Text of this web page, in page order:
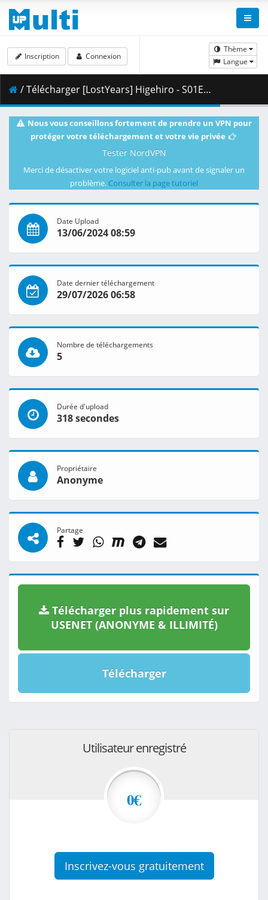
Thème
Langue
Inscription Connexion
/ Télécharger [LostYears] Higehiro - S01E02v2 (BD 1080p x265 10-bit FLAC AAC) [BBE80DAE].mkv.001 ( 378.77 MB )
Nous vous conseillons fortement de prendre un VPN pour
protéger votre téléchargement et votre vie privée
Tester NordVPN
Merci de désactiver votre logiciel anti-pub avant de signaler un
problème. Consulter la page tutoriel
Date Upload
13/06/2024 08:59
Date dernier téléchargement
29/07/2026 06:58
Nombre de téléchargements
5
Durée d'upload
318 secondes
Propriétaire
Anonyme
Partage
Télécharger plus rapidement sur
USENET (ANONYME & ILLIMITÉ)
Télécharger
Utilisateur enregistré
0€
Inscrivez-vous gratuitement